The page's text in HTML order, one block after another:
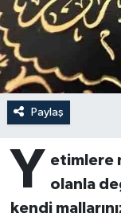
Paylaş
Y etimlere
olanla
kendi
Ardahan
Artvin
Aydın
Balıkesir
Bartın
Kudüs
Kurban
Mukabele
Ramazan
Hutbeler
DİYANET
DİYANET
DİYANET
DEPREM